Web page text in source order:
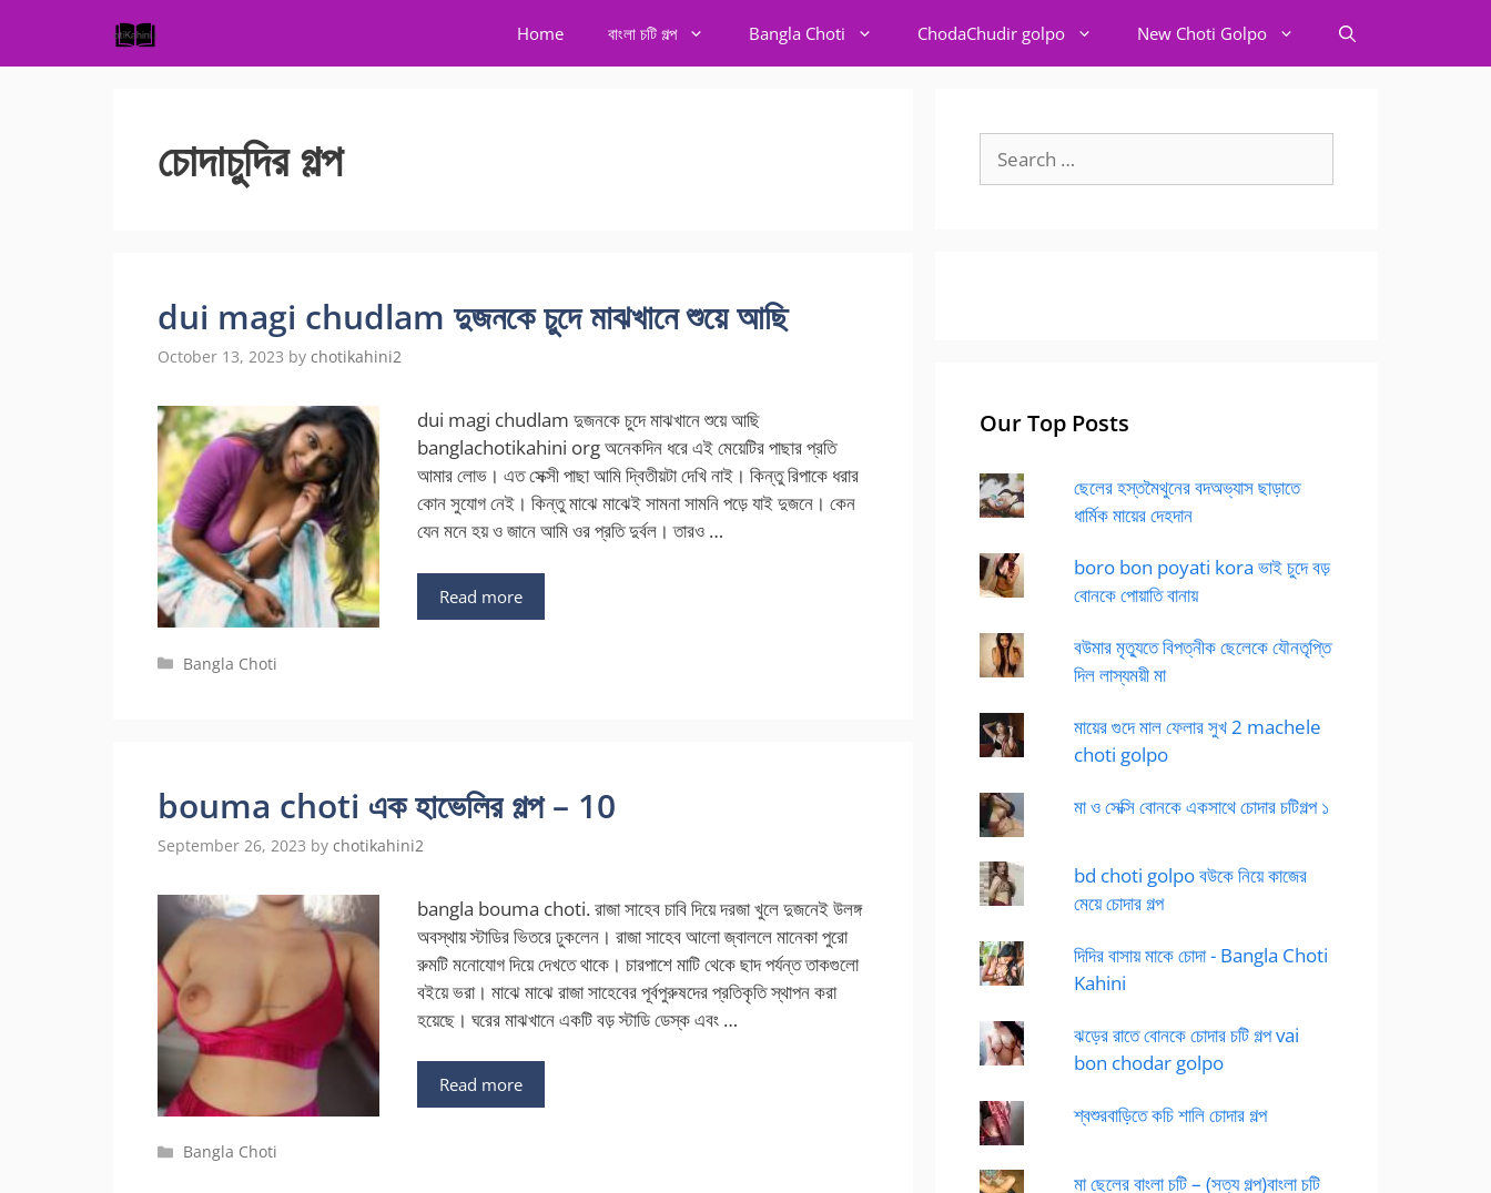
content
Home বাংলা চটি গল্প Bangla Choti ChodaChudir golpo New Choti Golpo
চোদাচুদির গল্প
dui magi chudlam দুজনকে চুদে মাঝখানে শুয়ে আছি
October 13, 2023 by chotikahini2
dui magi chudlam দুজনকে চুদে মাঝখানে শুয়ে আছি
banglachotikahini org অনেকদিন ধরে এই মেয়েটির পাছার প্রতি
আমার লোভ। এত সেক্সী পাছা আমি দ্বিতীয়টা দেখি নাই। কিন্তু রিপাকে ধরার
কোন সুযোগ নেই। কিন্তু মাঝে মাঝেই সামনা সামনি পড়ে যাই দুজনে। কেন
যেন মনে হয় ও জানে আমি ওর প্রতি দুর্বল। তারও …
Read more
Categories
Bangla Choti
bouma choti এক হাভেলির গল্প – 10
September 26, 2023 by chotikahini2
bangla bouma choti. রাজা সাহেব চাবি দিয়ে দরজা খুলে দুজনেই উলঙ্গ
অবস্থায় স্টাডির ভিতরে ঢুকলেন। রাজা সাহেব আলো জ্বাললে মানেকা পুরো
রুমটি মনোযোগ দিয়ে দেখতে থাকে। চারপাশে মাটি থেকে ছাদ পর্যন্ত তাকগুলো
বইয়ে ভরা। মাঝে মাঝে রাজা সাহেবের পূর্বপুরুষদের প্রতিকৃতি স্থাপন করা
হয়েছে। ঘরের মাঝখানে একটি বড় স্টাডি ডেস্ক এবং …
Read more
Categories
Bangla Choti
for:
Our Top Posts
ছেলের হস্তমৈথুনের বদঅভ্যাস ছাড়াতে
ধার্মিক মায়ের দেহদান
boro bon poyati kora ভাই চুদে বড়
বোনকে পোয়াতি বানায়
বউমার মৃত্যুতে বিপত্নীক ছেলেকে যৌনতৃপ্তি
দিল লাস্যময়ী মা
মায়ের গুদে মাল ফেলার সুখ 2 machele
choti golpo
মা ও সেক্সি বোনকে একসাথে চোদার চটিগল্প ১
bd choti golpo বউকে নিয়ে কাজের
মেয়ে চোদার গল্প
দিদির বাসায় মাকে চোদা - Bangla Choti
Kahini
ঝড়ের রাতে বোনকে চোদার চটি গল্প vai
bon chodar golpo
শ্বশুরবাড়িতে কচি শালি চোদার গল্প
মা ছেলের বাংলা চটি – (সত্য গল্প)বাংলা চটি